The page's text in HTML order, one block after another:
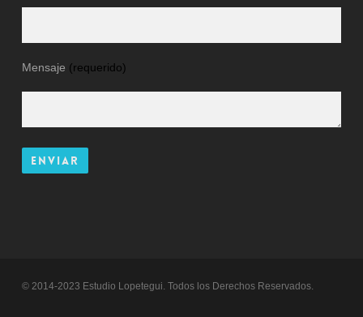
Mensaje (requerido)
© 2014-2023 Estudio Lopetegui. Todos los Derechos Reservados.